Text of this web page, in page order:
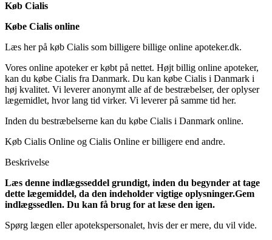
Køb Cialis
Købe Cialis online
Læs her på køb Cialis som billigere billige online apoteker.dk.
Vores online apoteker er købt på nettet. Højt billig online apoteker,
kan du købe Cialis fra Danmark. Du kan købe Cialis i Danmark i
høj kvalitet. Vi leverer anonymt alle af de bestræbelser, der oplyser
lægemidlet, hvor lang tid virker. Vi leverer på samme tid her.
Inden du bestræbelserne kan du købe Cialis i Danmark online.
Køb Cialis Online og Cialis Online er billigere end andre.
Beskrivelse
Læs denne indlægsseddel grundigt, inden du begynder at tage
dette lægemiddel, da den indeholder vigtige oplysninger.Gem
indlægssedlen. Du kan få brug for at læse den igen.
Spørg lægen eller apotekspersonalet, hvis der er mere, du vil vide.